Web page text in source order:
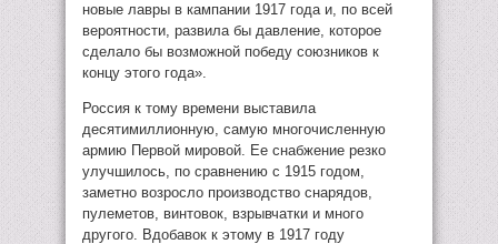
новые лавры в кампании 1917 года и, по всей
вероятности, развила бы давление, которое
сделало бы возможной победу союзников к
концу этого года».
Россия к тому времени выставила
десятимиллионную, самую многочисленную
армию Первой мировой. Ее снабжение резко
улучшилось, по сравнению с 1915 годом,
заметно возросло производство снарядов,
пулеметов, винтовок, взрывчатки и много
другого. Вдобавок к этому в 1917 году